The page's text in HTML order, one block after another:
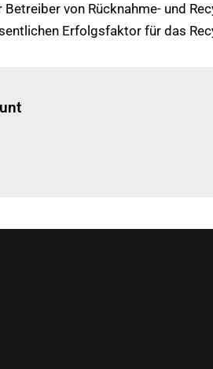
von Rücknahme- und
Erfolgsfaktor für das